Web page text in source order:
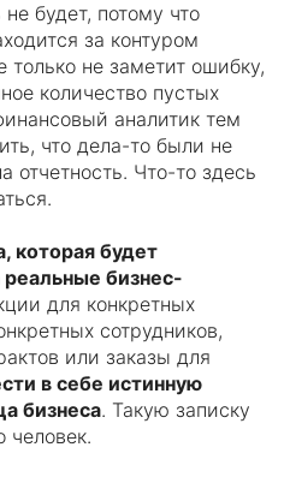
будет, потому что
за контуром
только не заметит ошибку,
количество пустых
аналитик тем
что дела-то были не
отчетность. Что-то здесь
которая будет
бизнес-
для конкретных
сотрудников,
или заказы для
в себе истинную
бизнеса. Такую записку
человек.